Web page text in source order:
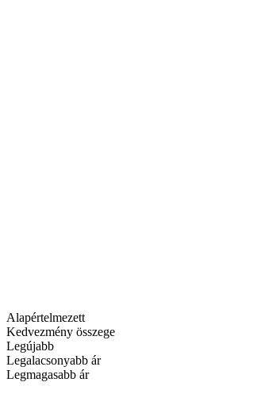
Alapértelmezett
Kedvezmény összege
Legújabb
Legalacsonyabb ár
Legmagasabb ár